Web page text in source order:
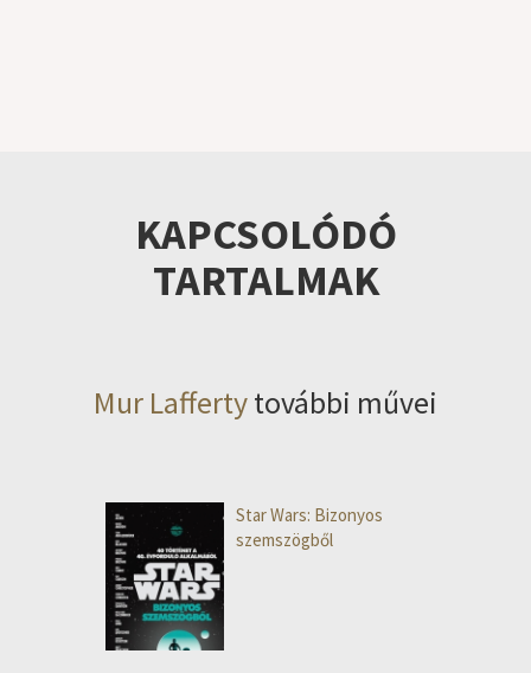
KAPCSOLÓDÓ
TARTALMAK
Mur Laffertytovábbi művei
Star Wars: Bizonyos
szemszögből